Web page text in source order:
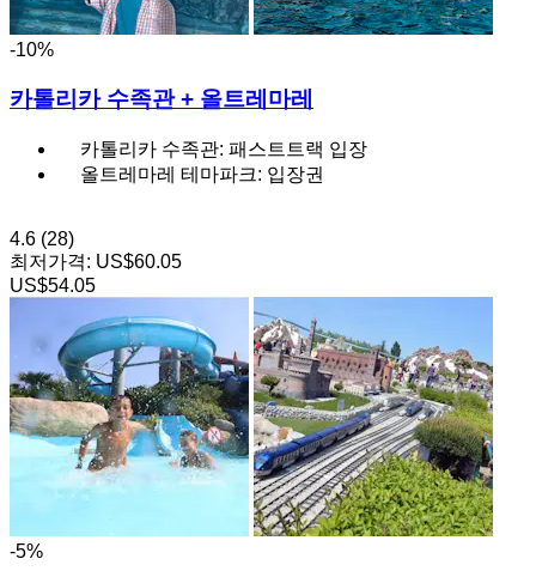
-10%
카톨리카 수족관 + 올트레마레
카톨리카 수족관: 패스트트랙 입장
올트레마레 테마파크: 입장권
4.6 (28)
최저가격: US$60.05
US$54.05
-5%